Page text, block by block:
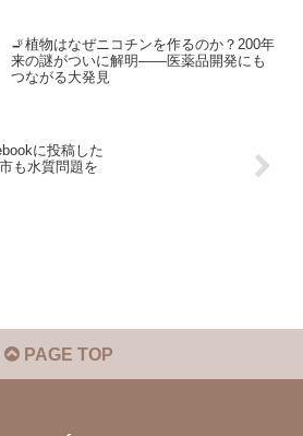
🚬植物はなぜニコチンを作るのか？200年
来の謎がついに解明――医薬品開発にも
つながる大発見
に投稿した
も水質問題を
PAGE TOP